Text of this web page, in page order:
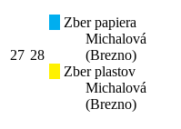
27 28
Zber papiera
Michalová
(Brezno)
Zber plastov
Michalová
(Brezno)